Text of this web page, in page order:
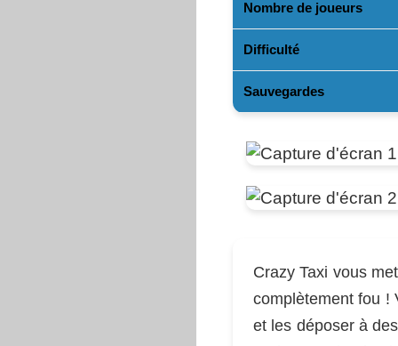
Nombre de joueurs
Difficulté
Sauvegardes
Crazy Taxi vous
complètement fou !
et les déposer à